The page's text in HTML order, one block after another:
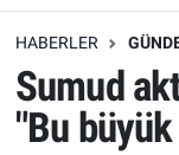
HABERLER
Sumud
"Bu
Erişim
Ekonomi
Erişim
Spor
Erişim
Tüm